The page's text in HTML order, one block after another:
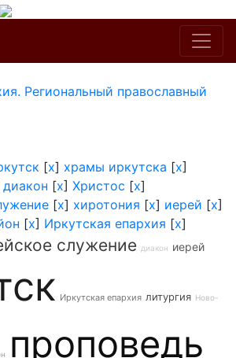
Региональный православный
[x] храмы иркутска [x]
диакон [x] Христос [x]
[x] хиротония [x] иерей [x]
[x] Иркутская епархия [x]
служение диакон иерей
Иркутская епархия литургия Ново-
проповедь